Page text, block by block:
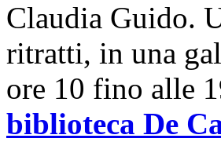
Claudia Guido.
ritratti, in una
ore 10 fino alle
biblioteca De